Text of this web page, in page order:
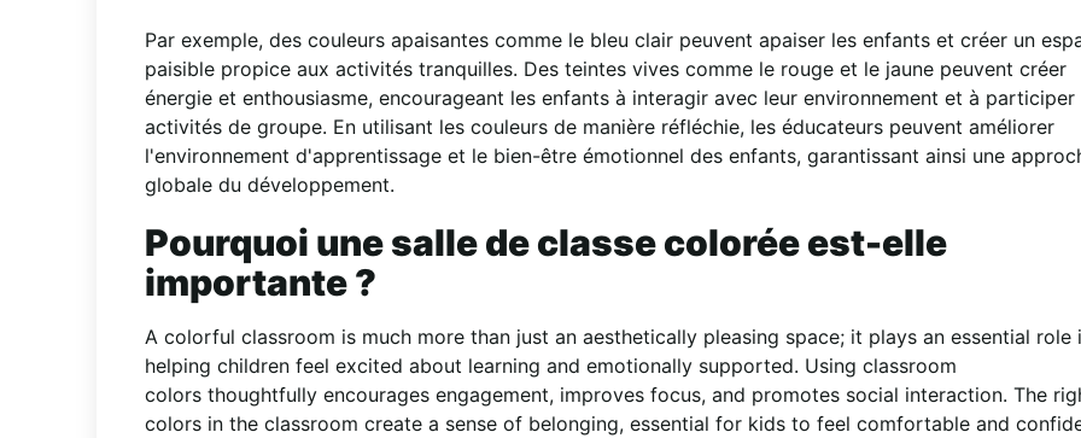
Par exemple, des couleurs apaisantes comme le bleu clair peuvent apaiser les enfants et créer un
paisible propice aux activités tranquilles. Des teintes vives comme le rouge et le jaune peuvent créer
énergie et enthousiasme, encourageant les enfants à interagir avec leur environnement et à participer
activités de groupe. En utilisant les couleurs de manière réfléchie, les éducateurs peuvent améliorer
l'environnement d'apprentissage et le bien-être émotionnel des enfants, garantissant ainsi une
globale du développement.
Pourquoi une salle de classe colorée est-elle
importante ?
A colorful classroom is much more than just an aesthetically pleasing space; it plays an essential role
helping children feel excited about learning and emotionally supported. Using classroom
colors thoughtfully encourages engagement, improves focus, and promotes social interaction. The
colors in the classroom create a sense of belonging, essential for kids to feel comfortable and